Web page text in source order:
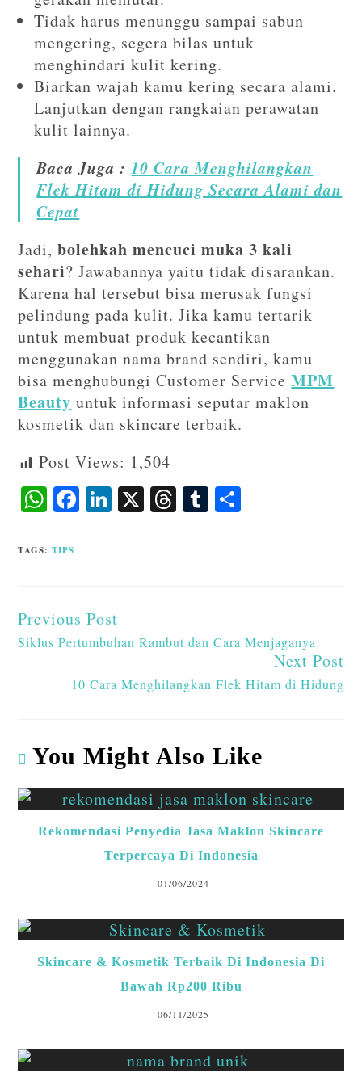
Tidak harus menunggu sampai sabun
mengering, segera bilas untuk
menghindari kulit kering.
Biarkan wajah kamu kering secara alami.
Lanjutkan dengan rangkaian perawatan
kulit lainnya.
Baca Juga :10 Cara Menghilangkan
Flek Hitam di Hidung Secara Alami dan
Cepat
Jadi,bolehkah mencuci muka 3 kali
sehari? Jawabannya yaitu tidak disarankan.
Karena hal tersebut bisa merusak fungsi
pelindung pada kulit. Jika kamu tertarik
untuk membuat produk kecantikan
menggunakan nama brand sendiri, kamu
bisa menghubungi Customer ServiceMPM
Beauty untuk informasi seputar maklon
kosmetik dan skincare terbaik.
Post Views: 1,504
W
ha
ts
p
F
ac
k
Li
n
X T
hr
T
u
TAGS:TIPS
Previous Post
Siklus Pertumbuhan Rambut dan Cara Menjaganya
Next Post
10 Cara Menghilangkan Flek Hitam di Hidung
You Might Also Like
Rekomendasi Penyedia Jasa Maklon Skincare
Terpercaya Di Indonesia
01/06/2024
Skincare & Kosmetik Terbaik Di Indonesia Di
Bawah Rp200 Ribu
06/11/2025